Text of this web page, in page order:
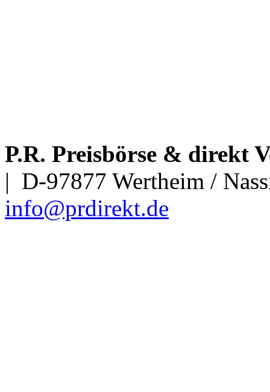
P.R. Preisbörse & direkt
| D-97877 Wertheim /
info@prdirekt.de